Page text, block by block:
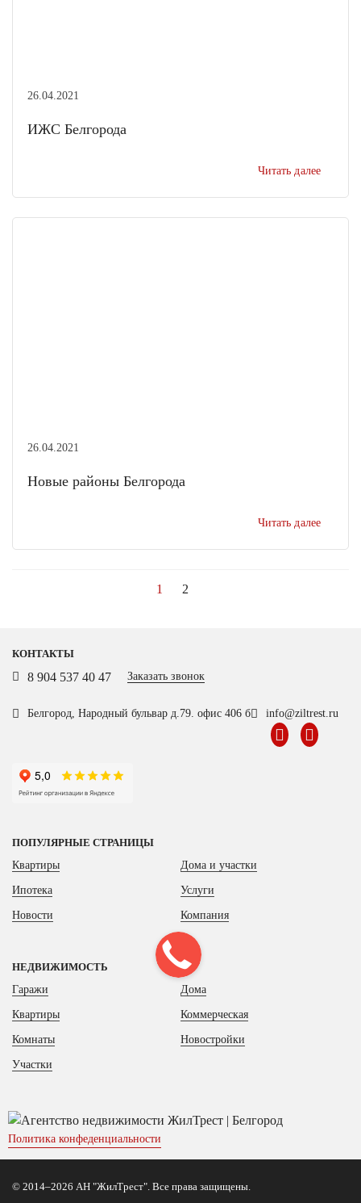
26.04.2021
ИЖС Белгорода
Читать далее
26.04.2021
Новые районы Белгорода
Читать далее
1 2
КОНТАКТЫ
8 904 537 40 47 Заказать звонок
Белгород, Народный бульвар д.79. офис 406 б info@ziltrest.ru
ПОПУЛЯРНЫЕ СТРАНИЦЫ
Квартиры
Дома и участки
Ипотека Услуги
Новости Компания
НЕДВИЖИМОСТЬ
Гаражи
Дома
Квартиры Коммерческая
Комнаты Новостройки
Участки
Политика конфеденциальности
© 2014–2026 АН "ЖилТрест". Все права защищены.